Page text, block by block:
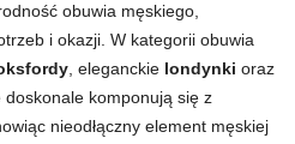
obuwia męskiego,
i okazji. W kategorii obuwia
, eleganckie londynki oraz
doskonale komponują się z
nieodłączny element męskiej